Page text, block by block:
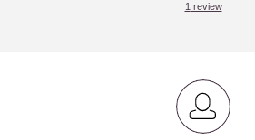
1 review